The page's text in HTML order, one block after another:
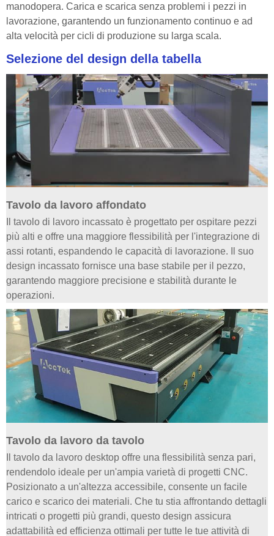
manodopera. Carica e scarica senza problemi i pezzi in
lavorazione, garantendo un funzionamento continuo e ad
alta velocità per cicli di produzione su larga scala.
Selezione del design della tabella
Tavolo da lavoro affondato
Il tavolo di lavoro incassato è progettato per ospitare pezzi
più alti e offre una maggiore flessibilità per l'integrazione di
assi rotanti, espandendo le capacità di lavorazione. Il suo
design incassato fornisce una base stabile per il pezzo,
garantendo maggiore precisione e stabilità durante le
operazioni.
Tavolo da lavoro da tavolo
Il tavolo da lavoro desktop offre una flessibilità senza pari,
rendendolo ideale per un'ampia varietà di progetti CNC.
Posizionato a un'altezza accessibile, consente un facile
carico e scarico dei materiali. Che tu stia affrontando dettagli
intricati o progetti più grandi, questo design assicura
adattabilità ed efficienza ottimali per tutte le tue attività di